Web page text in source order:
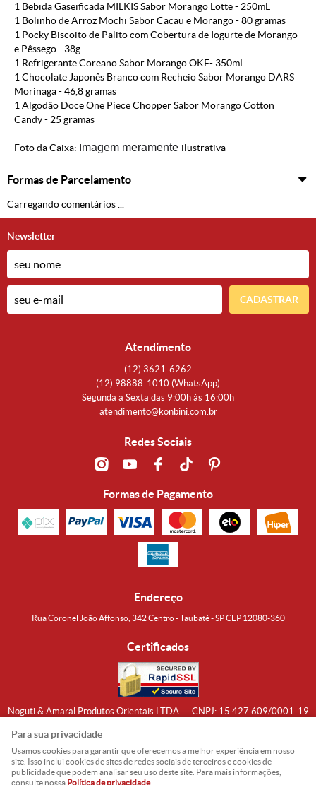
1 Bebida Gaseificada MILKIS Sabor Morango Lotte - 250mL
1 Bolinho de Arroz Mochi Sabor Cacau e Morango - 80 gramas
1 Pocky Biscoito de Palito com Cobertura de Iogurte de Morango
e Pêssego - 38g
1 Refrigerante Coreano Sabor Morango OKF- 350mL
1 Chocolate Japonês Branco com Recheio Sabor Morango DARS
Morinaga - 46,8 gramas
1 Algodão Doce One Piece Chopper Sabor Morango Cotton
Candy - 25 gramas
Foto da Caixa: Imagem meramente ilustrativa
Formas de Parcelamento
Carregando comentários ...
Newsletter
CADASTRAR
Atendimento
(12) 3621-6262
(12) 98888-1010 (WhatsApp)
Segunda a Sexta das 9:00h às 16:00h
atendimento@konbini.com.br
Redes Sociais
Formas de Pagamento
Endereço
Rua Coronel João Affonso, 342 Centro - Taubaté - SP CEP 12080-360
Certificados
Noguti & Amaral Produtos Orientais LTDA CNPJ: 15.427.609/0001-19
Para sua privacidade
Usamos cookies para garantir que oferecemos a melhor experiência em nosso
site. Isso inclui cookies de sites de redes sociais de terceiros e cookies de
publicidade que podem analisar seu uso deste site. Para mais informações,
consulte nossa Política de privacidade.